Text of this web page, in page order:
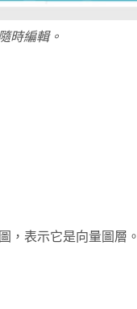
時編輯。
，表示它是向量圖層。